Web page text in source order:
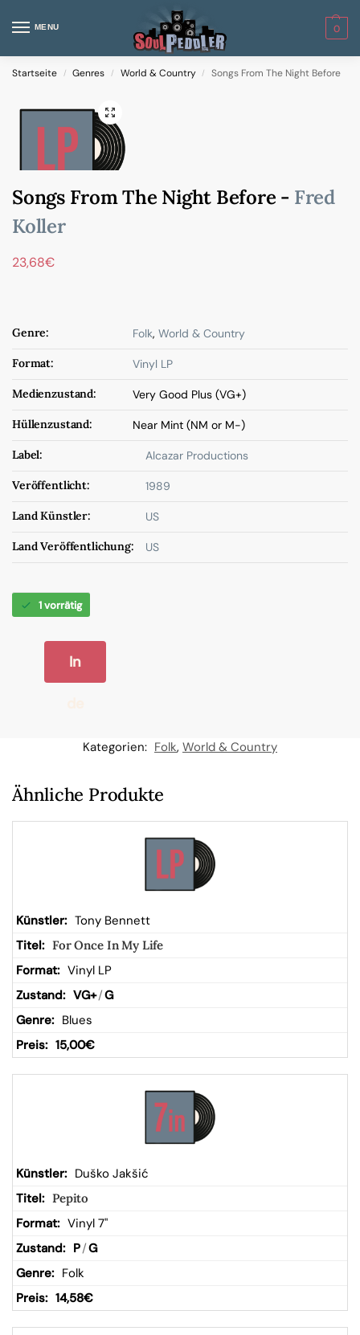
MENU 0
Startseite / Genres / World & Country / Songs From The Night Before
Songs From The Night Before - Fred
Koller
23,68€
Genre: Folk, World & Country
Format: Vinyl LP
Medienzustand: Very Good Plus (VG+)
Hüllenzustand: Near Mint (NM or M-)
Label: Alcazar Productions
Veröffentlicht: 1989
Land Künstler: US
Land Veröffentlichung: US
1 vorrätig
In
W
kor
b
Kategorien: Folk, World & Country
Ähnliche Produkte
Tony Bennett
For Once In My Life
Vinyl LP
VG+/G
Blues
15,00€
Duško Jakšić
Pepito
Vinyl 7"
P/G
Folk
14,58€